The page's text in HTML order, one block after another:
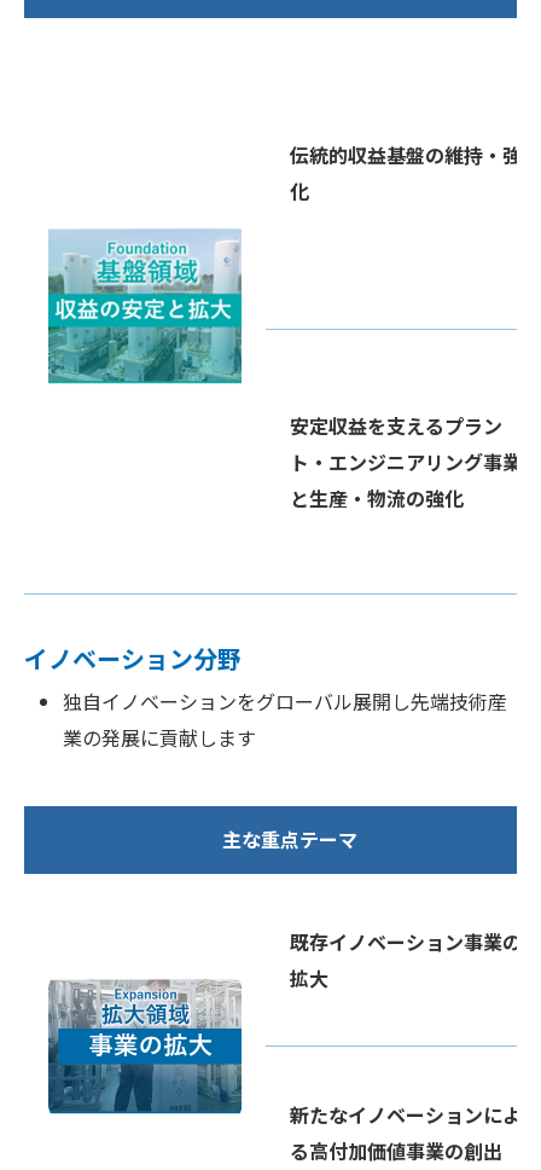
伝統的収益基盤の維持・強
化
安定収益を支えるプラン
ト・エンジニアリング事業
と生産・物流の強化
イノベーション分野
独自イノベーションをグローバル展開し先端技術産
業の発展に貢献します
主な重点テーマ
既存イノベーション事業の
拡大
新たなイノベーションによ
る高付加価値事業の創出